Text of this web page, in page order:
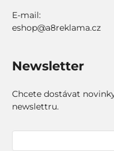
E-mail:
eshop@a8reklama.cz
Newsletter
Chcete dostávat
newslettru.